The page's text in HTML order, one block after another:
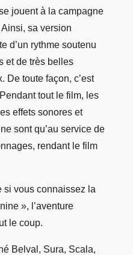
jouent à la campagne
sa version
d’un rythme soutenu
et de très belles
De toute façon, c’est
tout le film, les
effets sonores et
sont qu’au service de
rendant le film
si vous connaissez la
», l’aventure
le coup.
Belval, Sura, Scala,